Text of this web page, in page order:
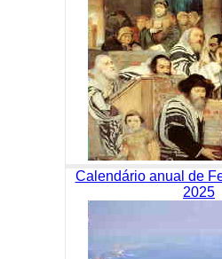
Calendário anual de
2025